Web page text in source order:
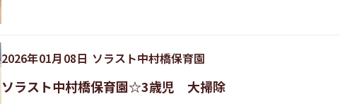
2026年01月08日 ソラスト中村橋保育園
ソラスト中村橋保育園☆3歳児 大掃除